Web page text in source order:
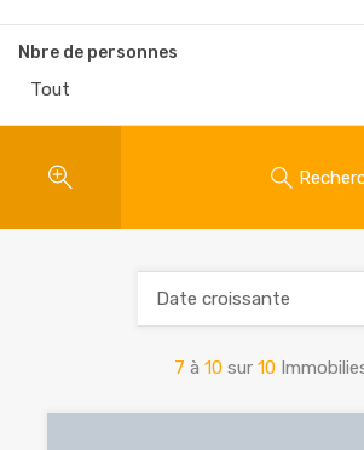
Nbre de personnes
Tout
7 à 10 sur 10
Date croissante